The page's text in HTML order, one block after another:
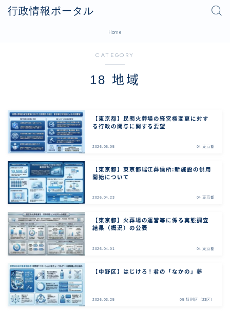
行政情報ポータル
Home
CATEGORY
18 地域
【東京都】民間火葬場の経営権変更に対す
る行政の関与に関する要望
2026.06.05 04 東京都
【東京都】東京都瑞江葬儀所:新施設の供用
開始について
2026.04.23 04 東京都
【東京都】火葬場の運営等に係る実態調査
結果（概況）の公表
2026.04.01 04 東京都
【中野区】はじけろ！君の「なかの」夢
2026.03.25 05 特別区（23区）